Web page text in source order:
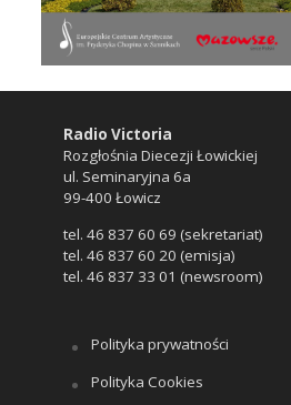
Radio Victoria
Rozgłośnia Diecezji Łowickiej
ul. Seminaryjna 6a
99-400 Łowicz
tel. 46 837 60 69 (sekretariat)
tel. 46 837 60 20 (emisja)
tel. 46 837 33 01 (newsroom)
Polityka prywatności
Polityka Cookies